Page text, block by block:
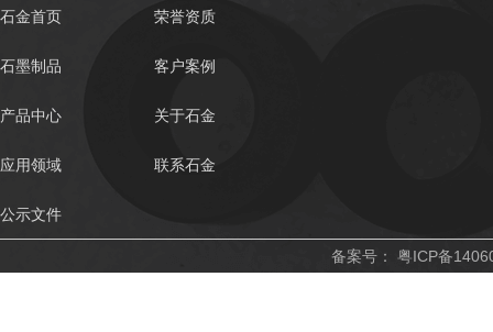
石金首页 荣誉资质
石墨制品 客户案例
产品中心 关于石金
应用领域 联系石金
公示文件
备案号： 粤ICP备